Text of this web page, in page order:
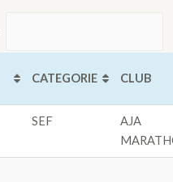
CATEGORIE CLUB
SEF
AJA